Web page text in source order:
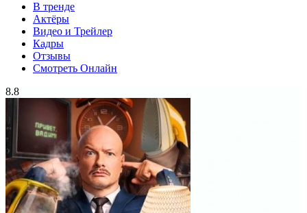
В тренде
Актёры
Видео и Трейлер
Кадры
Отзывы
Смотреть Онлайн
8.8